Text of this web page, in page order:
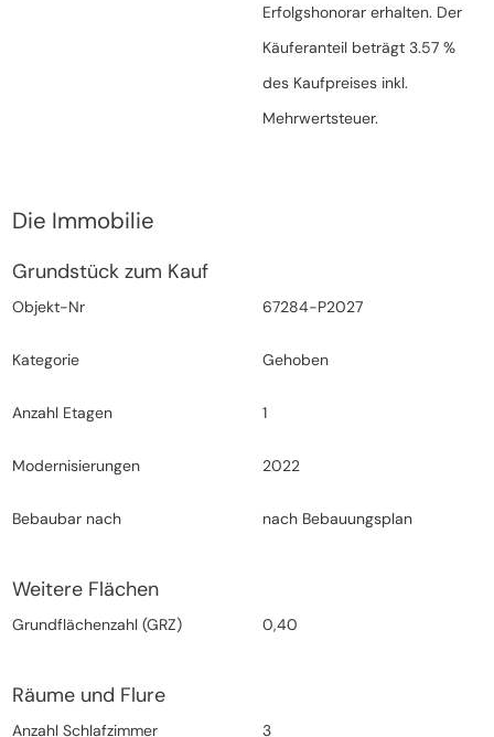
Erfolgshonorar erhalten. Der
Käuferanteil beträgt 3.57 %
des Kaufpreises inkl.
Mehrwertsteuer.
Die Immobilie
Grundstück zum Kauf
Objekt-Nr 67284-P2027
Kategorie Gehoben
Anzahl Etagen 1
Modernisierungen 2022
Bebaubar nach nach Bebauungsplan
Weitere Flächen
Grundflächenzahl (GRZ) 0,40
Räume und Flure
Anzahl Schlafzimmer 3